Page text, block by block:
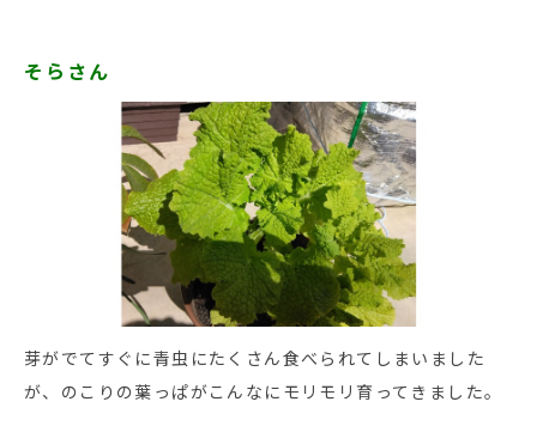
そらさん
芽がでてすぐに青虫にたくさん食べられてしまいました
が、のこりの葉っぱがこんなにモリモリ育ってきました。